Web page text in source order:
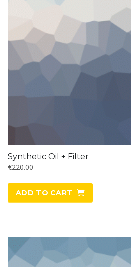
Synthetic Oil + Filter
€220.00
ADD TO CART